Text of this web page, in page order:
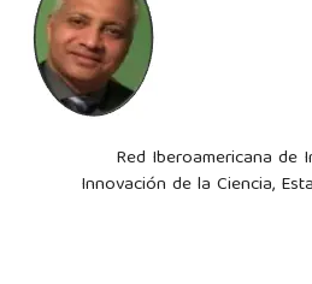
Red Iberoamericana de
Innovación de la Ciencia,